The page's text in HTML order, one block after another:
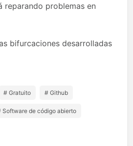
reparando problemas en
bifurcaciones desarrolladas
# Gratuito # Github
Software de código abierto